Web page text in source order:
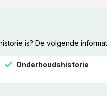
is? De volgende
Onderhoudshistorie